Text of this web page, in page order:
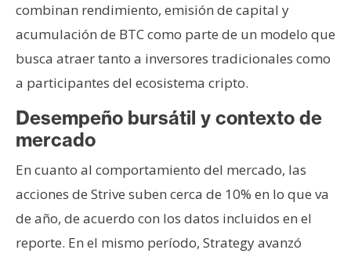
combinan rendimiento, emisión de capital y
acumulación de BTC como parte de un modelo que
busca atraer tanto a inversores tradicionales como
a participantes del ecosistema cripto.
Desempeño bursátil y contexto de
mercado
En cuanto al comportamiento del mercado, las
acciones de Strive suben cerca de 10% en lo que va
de año, de acuerdo con los datos incluidos en el
reporte. En el mismo período, Strategy avanzó